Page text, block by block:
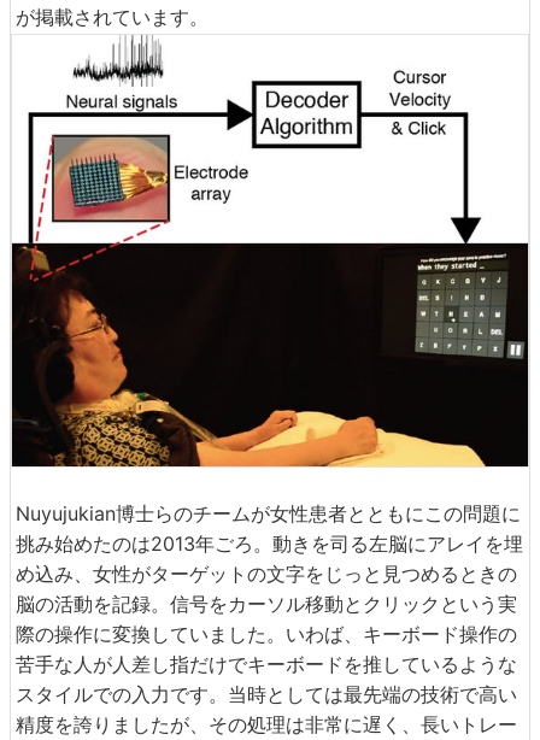
が掲載されています。
Nuyujukian博士らのチームが女性患者とともにこの問題に
挑み始めたのは2013年ごろ。動きを司る左脳にアレイを埋
め込み、女性がターゲットの文字をじっと見つめるときの
脳の活動を記録。信号をカーソル移動とクリックという実
際の操作に変換していました。いわば、キーボード操作の
苦手な人が人差し指だけでキーボードを推しているような
スタイルでの入力です。当時としては最先端の技術で高い
精度を誇りましたが、その処理は非常に遅く、長いトレー